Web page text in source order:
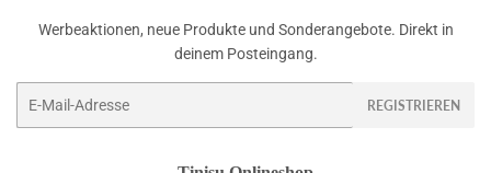
Werbeaktionen, neue Produkte und Sonderangebote. Direkt in
deinem Posteingang.
REGISTRIEREN